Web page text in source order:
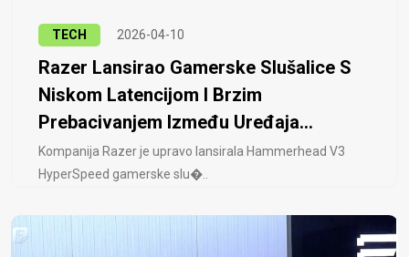
TECH 2026-04-10
Razer Lansirao Gamerske Slušalice S
Niskom Latencijom I Brzim
Prebacivanjem Između Uređaja...
Kompanija Razer je upravo lansirala Hammerhead V3
HyperSpeed ​​gamerske slu�..